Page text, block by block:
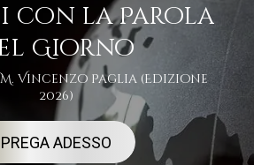
con la Parola
Giorno
Vincenzo Paglia (Edizione
2026)
PREGA ADESSO